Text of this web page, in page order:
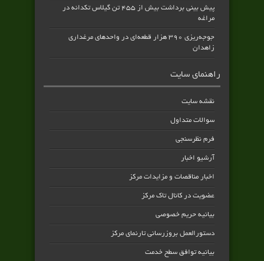
پیش بینی برداشت بیش از ۴۵۵ تن گیلاس تکدانه در
مراغه
جوجه‌ریزی ۳۹۰ هزار قطعه‌ای در واحدهای مرغداری
زاهدان
راهنمای سایت
نقشه سایت
سوالات متداول
فرم نظرسنجی
آرشیو اخبار
اخبار مناقصات و مزایدات مرکز
عضویت در کانال تاک مرکز
بیانیه حریم خصوصی
دستورالعمل بروزرسانی تارنمای مرکز
بیانیه توافق سطح خدمت